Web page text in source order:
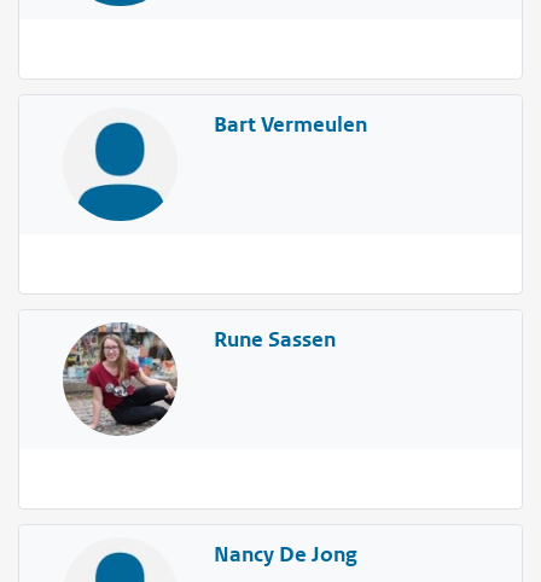
Bart Vermeulen
Rune Sassen
Nancy De Jong